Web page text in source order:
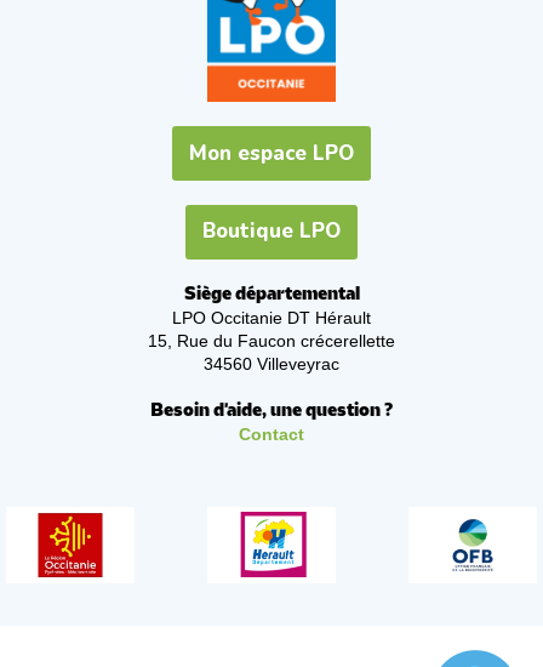
Mon espace LPO
Boutique LPO
Siège départemental
LPO Occitanie DT Hérault
15, Rue du Faucon crécerellette
34560 Villeveyrac
Besoin d'aide, une question ?
Contact